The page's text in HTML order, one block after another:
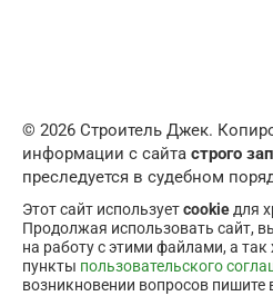
© 2026 Строитель Джек.
информации с сайта строго
преследуется в судебном
Этот сайт используетcookieдля
Продолжая использовать сайт,
на работу с этими файлами, а
пункты пользовательского
возникновении вопросов пишите